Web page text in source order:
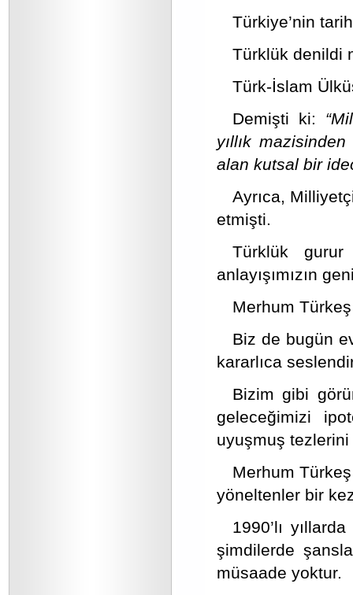
Türkiye’nin
Türklük denildi
Türk-İslam
Demişti ki:
yıllık
alan kutsal bir
Ayrıca,
etmişti.
Türklük
anlayışımızın
Merhum
Biz de bugün
kararlıca
Bizim gibi
geleceğimizi
uyuşmuş
Merhum Türkeş
yöneltenler bir
1990’lı
şimdilerde
müsaade yoktur.